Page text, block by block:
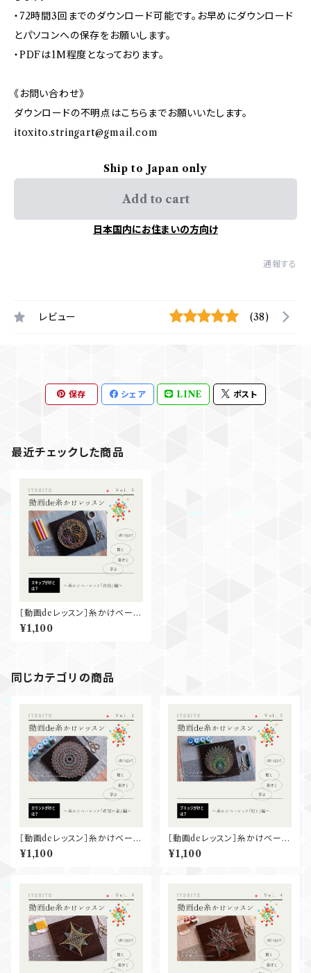
・72時間3回までのダウンロード可能です。お早めにダウンロード
とパソコンへの保存をお願いします。
・PDFは1M程度となっております。
《お問い合わせ》
ダウンロードの不明点はこちらまでお願いいたします。
itoxito.stringart@gmail.com
Ship to Japan only
Add to cart
日本国内にお住まいの方向け
通報する
レビュー (38)
保存 シェア LINE ポスト
最近チェックした商品
［動画deレッスン］糸かけベーシ
ック『菖蒲』
¥1,100
同じカテゴリの商品
［動画deレッスン］糸かけベーシ
ック『希望の泉』
¥1,100
［動画deレッスン］糸かけベーシ
ック『灯り』
¥1,100